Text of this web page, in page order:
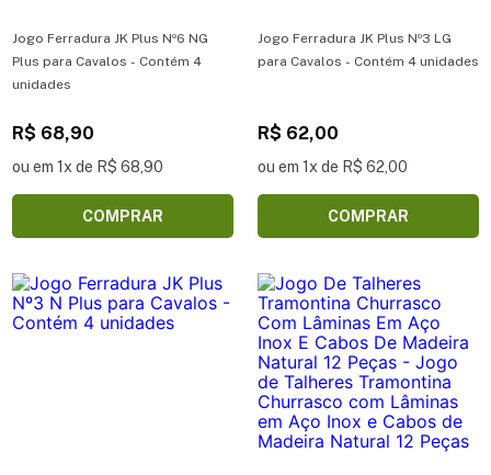
Jogo Ferradura JK Plus Nº6 NG
Plus para Cavalos - Contém 4
unidades
R$ 68,90
ou em 1x de R$ 68,90
COMPRAR
Jogo Ferradura JK Plus Nº3 LG
para Cavalos - Contém 4 unidades
R$ 62,00
ou em 1x de R$ 62,00
COMPRAR